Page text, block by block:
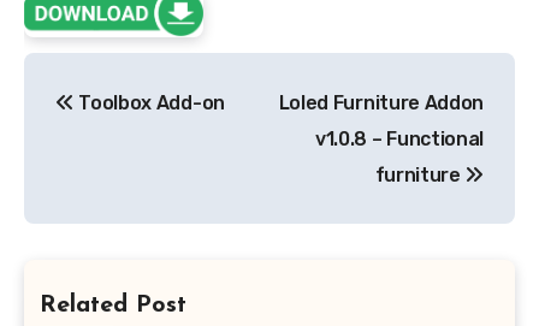
Toolbox Add-on
Loled Furniture Addon
v1.0.8 – Functional
furniture
Related Post